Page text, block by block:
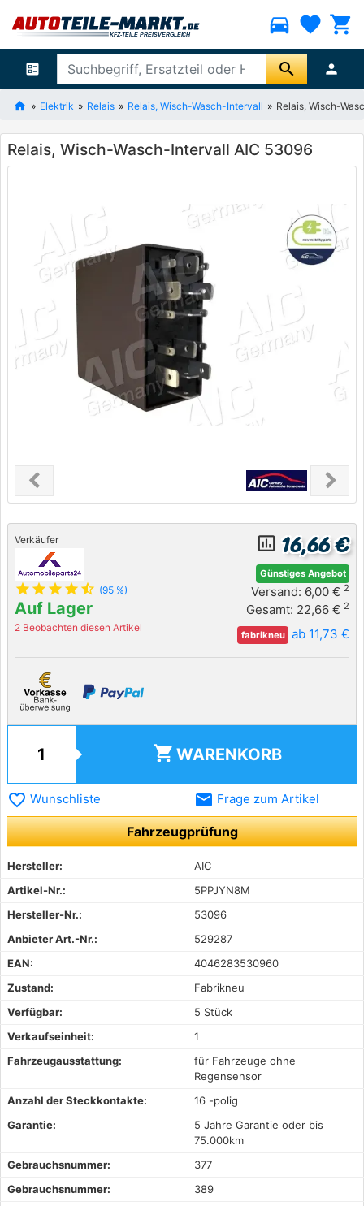
directions_car favorite shopping_cart
ballot search person
Elektrik Relais Relais, Wisch-Wasch-Intervall Relais, Wisch-
Relais, Wisch-Wasch-Intervall AIC 53096
chevron_leftPrevious chevron_right
Next
Verkäufer
star star star star star_half (95 %)
Auf Lager
2 Beobachten diesen Artikel
insert_chart_outlined 16,66 €
Günstiges Angebot
Versand: 6,00 € 2
Gesamt: 22,66 € 2
fabrikneu ab 11,73 €
shopping_cart WARENKORB
favorite_border Wunschliste email Frage zum Artikel
Fahrzeugprüfung
Hersteller:
AIC
Artikel-Nr.:
5PPJYN8M
Hersteller-Nr.:
53096
Anbieter Art.-Nr.:
529287
EAN:
4046283530960
Zustand:
Fabrikneu
Verfügbar:
5 Stück
Verkaufseinheit:
1
Fahrzeugausstattung:
für Fahrzeuge ohne
Regensensor
Anzahl der Steckkontakte:
16 -polig
Garantie:
5 Jahre Garantie oder bis
75.000km
Gebrauchsnummer:
377
Gebrauchsnummer:
389